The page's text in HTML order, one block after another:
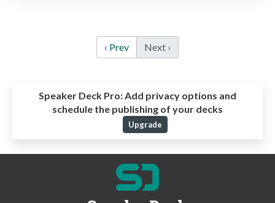
‹ Prev Next ›
Speaker Deck Pro:Add privacy options and
schedule the publishing of your decks
Upgrade